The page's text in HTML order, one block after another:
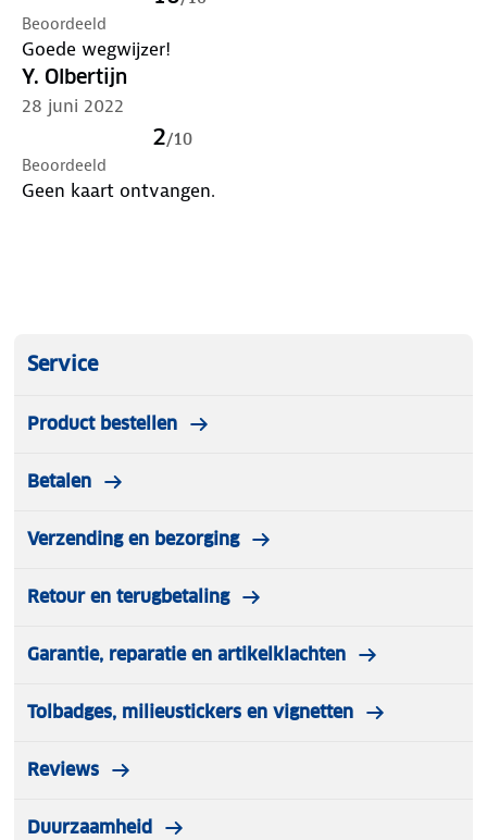
Beoordeeld
Goede wegwijzer!
Y. Olbertijn
28 juni 2022
2/10
Beoordeeld
Geen kaart ontvangen.
Service
Product bestellen
Betalen
Verzending en bezorging
Retour en terugbetaling
Garantie, reparatie en artikelklachten
Tolbadges, milieustickers en vignetten
Reviews
Duurzaamheid